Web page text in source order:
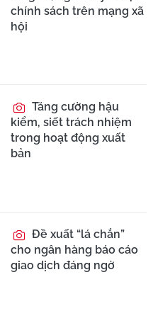
chính sách trên mạng xã
hội
Tăng cường hậu
kiểm, siết trách nhiệm
trong hoạt động xuất
bản
Đề xuất “lá chắn”
cho ngân hàng báo cáo
giao dịch đáng ngờ